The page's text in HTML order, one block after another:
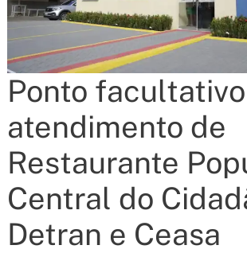
Ponto
atendimento de
Restaurante
Central do
Detran e Ceasa